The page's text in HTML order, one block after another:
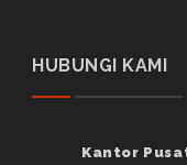
HUBUNGI KAMI
Kantor